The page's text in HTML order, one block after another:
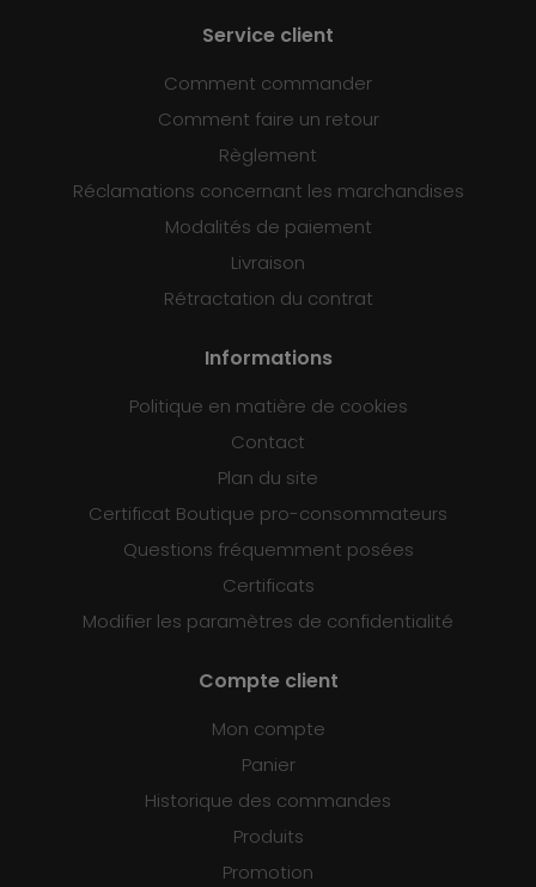
Service client
Comment commander
Comment faire un retour
Règlement
Réclamations concernant les marchandises
Modalités de paiement
Livraison
Rétractation du contrat
Informations
Politique en matière de cookies
Contact
Plan du site
Certificat Boutique pro-consommateurs
Questions fréquemment posées
Certificats
Modifier les paramètres de confidentialité
Compte client
Mon compte
Panier
Historique des commandes
Produits
Promotion